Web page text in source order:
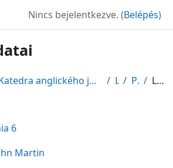
Nincs bejelentkezve. (Belépés)
Katedra anglického jazyka a literatúry LS PC6 Leírás
6
Martin